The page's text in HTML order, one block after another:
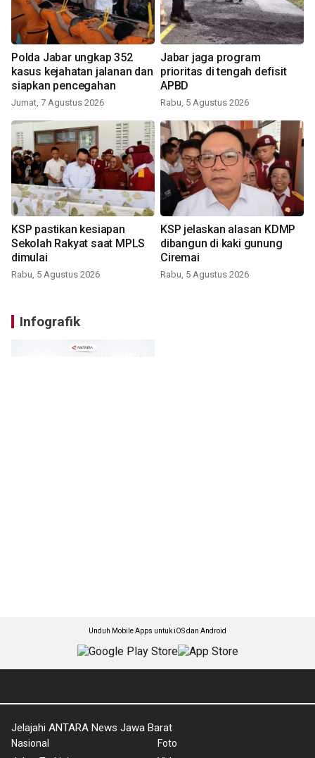
Polda Jabar ungkap 352
kasus kejahatan jalanan dan
siapkan pencegahan
Jumat, 7 Agustus 2026
Jabar jaga program
prioritas di tengah defisit
APBD
Rabu, 5 Agustus 2026
KSP pastikan kesiapan
Sekolah Rakyat saat MPLS
dimulai
Rabu, 5 Agustus 2026
KSP jelaskan alasan KDMP
dibangun di kaki gunung
Ciremai
Rabu, 5 Agustus 2026
Infografik
Unduh Mobile Apps untuk iOS dan Android
Jelajahi ANTARA News Jawa Barat
Nasional
Foto